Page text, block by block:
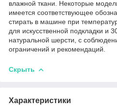
влажной ткани. Некоторые
имеется соответствующее
стирать в машине при
для искусственной подкладки и
натуральной шерсти, с
ограничений и рекомендаций.
Скрыть
Характеристики